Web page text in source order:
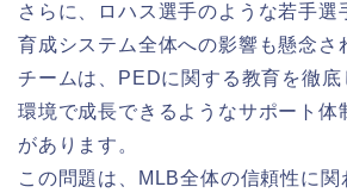
さらに、ロハス選手のような若手選
育成システム全体への影響も懸念さ
チームは、PEDに関する教育を徹底
環境で成長できるようなサポート体
があります。
この問題は、MLB全体の信頼性に関